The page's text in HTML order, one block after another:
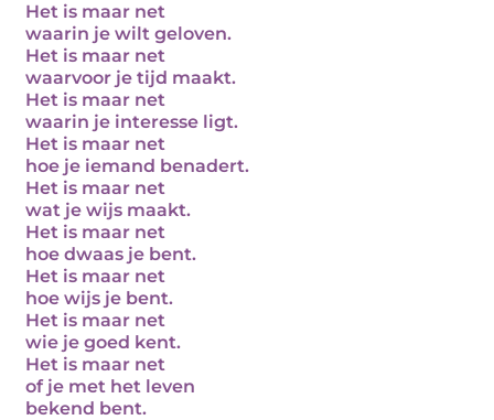
Het is maar net
waarin je wilt geloven.
Het is maar net
waarvoor je tijd maakt.
Het is maar net
waarin je interesse ligt.
Het is maar net
hoe je iemand benadert.
Het is maar net
wat je wijs maakt.
Het is maar net
hoe dwaas je bent.
Het is maar net
hoe wijs je bent.
Het is maar net
wie je goed kent.
Het is maar net
of je met het leven
bekend bent.